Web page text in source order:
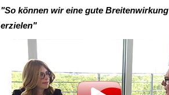
"So können wir eine gute Breitenwirkung
erzielen"